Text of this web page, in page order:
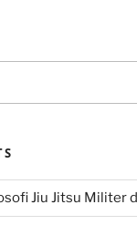
Jiu Jitsu Militer